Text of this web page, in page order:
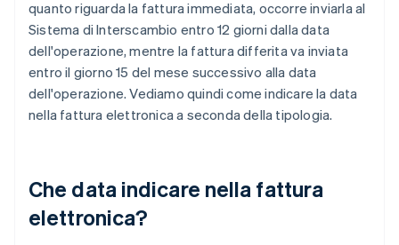
quanto riguarda la fattura immediata, occorre inviarla al
Sistema di Interscambio entro 12 giorni dalla data
dell'operazione, mentre la fattura differita va inviata
entro il giorno 15 del mese successivo alla data
dell'operazione. Vediamo quindi come indicare la data
nella fattura elettronica a seconda della tipologia.
Che data indicare nella fattura
elettronica?